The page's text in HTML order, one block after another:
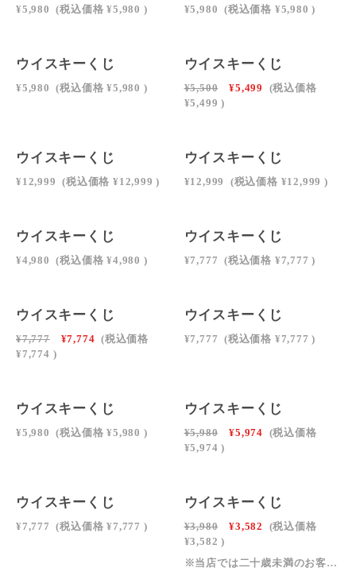
¥5,980 (税込価格 ¥5,980 ) ¥5,980 (税込価格 ¥5,980 )
ウイスキーくじ
¥5,980 (税込価格 ¥5,980 )
ウイスキーくじ
¥5,500 ¥5,499
(税込価格
¥5,499 )
ウイスキーくじ
¥12,999 (税込価格 ¥12,999 )
ウイスキーくじ
¥12,999 (税込価格 ¥12,999 )
SOLD OUT
ウイスキーくじ
¥4,980 (税込価格 ¥4,980 )
SOLD OUT
ウイスキーくじ
¥7,777 (税込価格 ¥7,777 )
SOLD OUT
ウイスキーくじ
¥7,777 ¥7,774 (税込価格
¥7,774 )
SOLD OUT
ウイスキーくじ
¥7,777 (税込価格 ¥7,777 )
SOLD OUT
ウイスキーくじ
¥5,980 (税込価格 ¥5,980 )
SOLD OUT
ウイスキーくじ
¥5,980 ¥5,974 (税込価格
¥5,974 )
ウイスキーくじ
¥7,777 (税込価格 ¥7,777 )
ウイスキーくじ
¥3,980 ¥3,582
(税込価格
¥3,582 )
※当店では二十歳未満のお客様への酒類の販売をお断りしております。※飲酒運転は法律で禁止されています。絶対におやめください。※妊娠中・授乳期の飲酒は、胎児・乳児の発育に悪影響を与えるおそれがあります。※お酒は適量を守り、楽しく適切にお楽しみください。※本企画は福袋、くじという特性上、中身が想像していたものと違うなどのお客様都合による返品・交換はお受け致しかねます。※画像に掲載されているお酒のどれか１本（1口）が発送されます。内容や中身に納得できないといった(バズレでした★3,2,1など)レビューされる方はご購入控えて頂くようお願い致します。※長期不在や住所不明などで商品が差し戻された場合、再発送は承っておりません。※ページの更新頻度が高いため、くじの内容を事前にスクリーンショット（または写真）で保存をお願いいたします